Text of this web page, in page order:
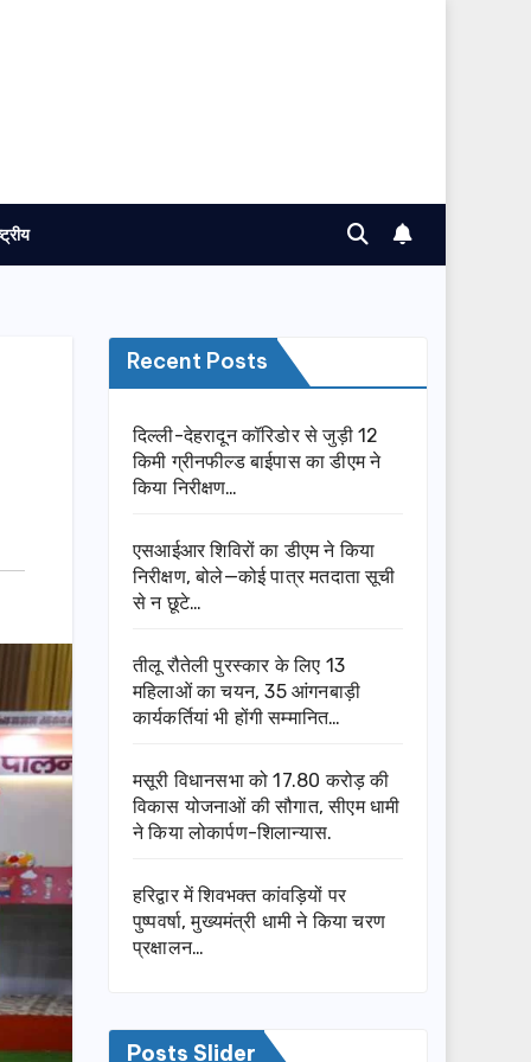
Recent Posts
दिल्ली-देहरादून कॉरिडोर से जुड़ी 12
किमी ग्रीनफील्ड बाईपास का डीएम ने
किया निरीक्षण…
एसआईआर शिविरों का डीएम ने किया
निरीक्षण, बोले—कोई पात्र मतदाता सूची
से न छूटे…
तीलू रौतेली पुरस्कार के लिए 13
महिलाओं का चयन, 35 आंगनबाड़ी
कार्यकर्तियां भी होंगी सम्मानित…
मसूरी विधानसभा को 17.80 करोड़ की
विकास योजनाओं की सौगात, सीएम धामी
ने किया लोकार्पण-शिलान्यास.
हरिद्वार में शिवभक्त कांवड़ियों पर
पुष्पवर्षा, मुख्यमंत्री धामी ने किया चरण
प्रक्षालन…
Posts Slider